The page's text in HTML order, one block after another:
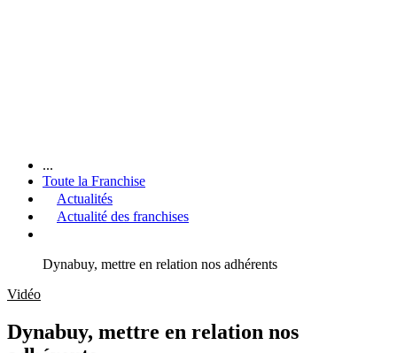
...
Toute la Franchise
Actualités
Actualité des franchises
Dynabuy, mettre en relation nos adhérents
Vidéo
Dynabuy, mettre en relation nos